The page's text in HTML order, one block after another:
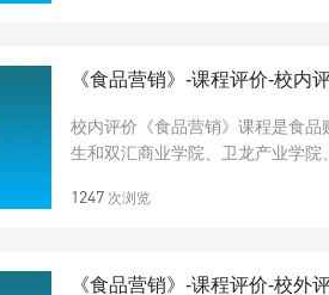
《食品营销》-课程评价-校内
校内评价《食品营销》课程是食
生和双汇商业学院、卫龙产业学
1247 次浏览
《食品营销》-课程评价-校外